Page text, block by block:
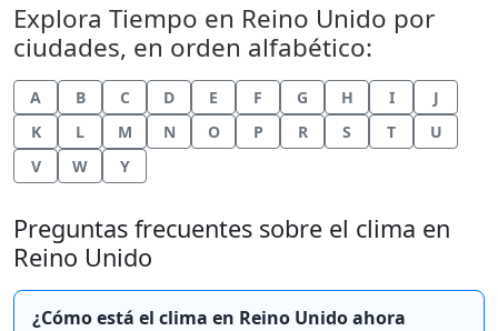
Explora Tiempo en Reino Unido por
ciudades, en orden alfabético:
A B C D E F G H I
J
K
L M N O P R S T
U
V
W Y
Preguntas frecuentes sobre el clima en
Reino Unido
¿Cómo está el clima en Reino Unido ahora